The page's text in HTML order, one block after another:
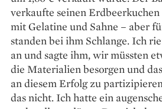
verkaufte seinen
mit Gelatine und Sahne – aber
standen bei ihm Schlange. Ich
an und sagte ihm, wir müssten
die Materialien besorgen und
an diesem Erfolg zu
das nicht. Ich hatte ein